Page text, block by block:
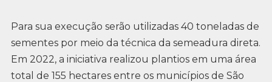
Para sua execução serão utilizadas 40 toneladas de
sementes por meio da técnica da semeadura direta.
Em 2022, a iniciativa realizou plantios em uma área
total de 155 hectares entre os municípios de São